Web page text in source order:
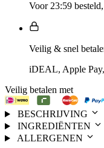
Voor 23:59
Veilig & snel
iDEAL, Apple
Veilig betalen met
BESCHRIJVING
INGREDIËNTEN
ALLERGENEN